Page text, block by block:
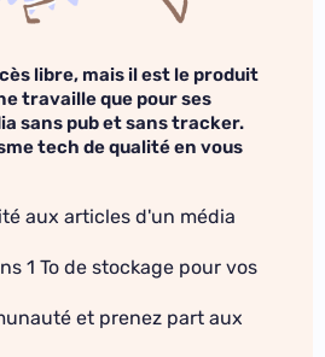
libre, mais il est le produit
travaille que pour ses
sans pub et sans tracker.
tech de qualité en vous
aux articles d'un média
1 To de stockage pour vos
et prenez part aux